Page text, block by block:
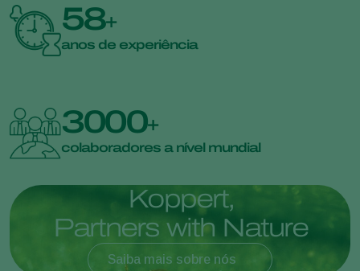
58+
anos de experiência
3000+
colaboradores a nível mundial
Koppert,
Partners with Nature
Saiba mais sobre nós